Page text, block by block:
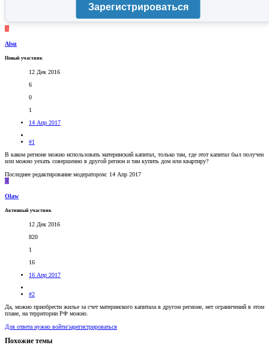
Зарегистрироваться
A
Alsu
Новый участник
12 Дек 2016
6
0
1
14 Апр 2017
#1
В каком регионе можно использовать материнский капитал, только там, где этот капитал был получен
или можно уехать совершенно в другой регион и там купить дом или квартиру?
Последнее редактирование модератором: 14 Апр 2017
O
Olaw
Активный участник
12 Дек 2016
820
1
16
16 Апр 2017
#2
Да, можно приобрести жилье за счет материнского капитала в другом регионе, нет ограничений в этом
плане, на территории РФ можно.
Для ответа нужно войти/зарегистрироваться
Похожие темы